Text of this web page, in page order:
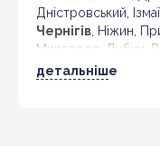
Дністровський,
Чернігів, Ніжин,
Миргород, Лубни,
Бердичів, Житомир,
детальніше